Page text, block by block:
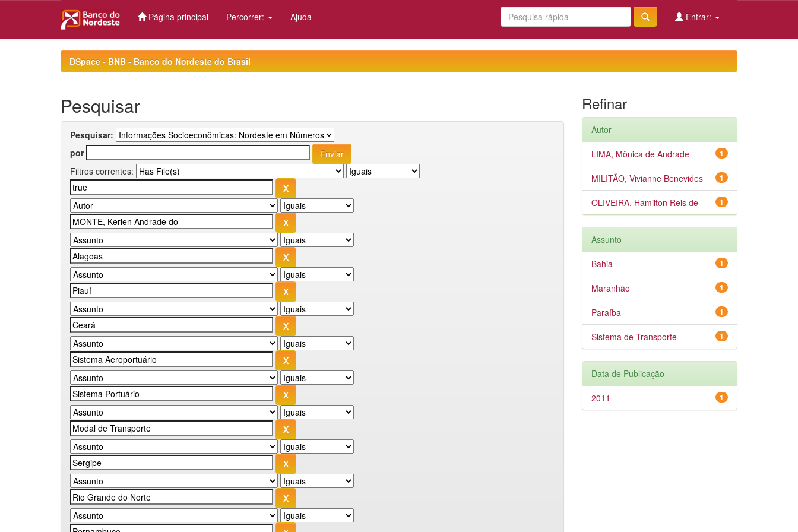
Página principal Percorrer: Ajuda Entrar:
DSpace - BNB - Banco do Nordeste do Brasil
Pesquisar
Pesquisar:
por
Filtros correntes:
Refinar
Autor
1
LIMA, Mônica de Andrade
1
MILITÃO, Vivianne Benevides
1
OLIVEIRA, Hamilton Reis de
Assunto
1
Bahia
1
Maranhão
1
Paraíba
1
Sistema de Transporte
Data de Publicação
1
2011